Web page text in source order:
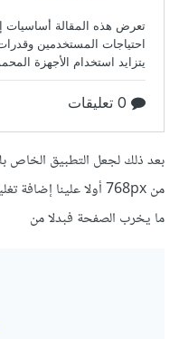
بعد ذلك لجعل التطبيق الخاص
ما يخرب الصفحة فبدلا من